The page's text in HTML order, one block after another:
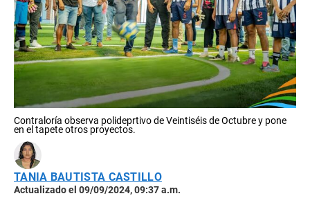
Contraloría observa polideprtivo de Veintiséis de Octubre y pone
en el tapete otros proyectos.
TANIA BAUTISTA CASTILLO
Actualizado el 09/09/2024, 09:37 a.m.